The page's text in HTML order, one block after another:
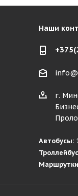
Наши
г.
Автобусы: